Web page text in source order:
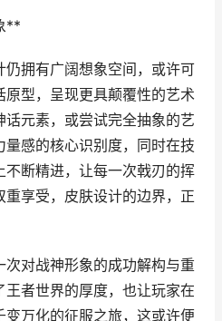
**
拥有广阔想象空间，或许可
型，呈现更具颠覆性的艺术
元素，或尝试完全抽象的艺
感的核心识别度，同时在技
断精进，让每一次戟刃的挥
享受，皮肤设计的边界，正
对战神形象的成功解构与重
者世界的厚度，也让玩家在
万化的征服之旅，这或许便